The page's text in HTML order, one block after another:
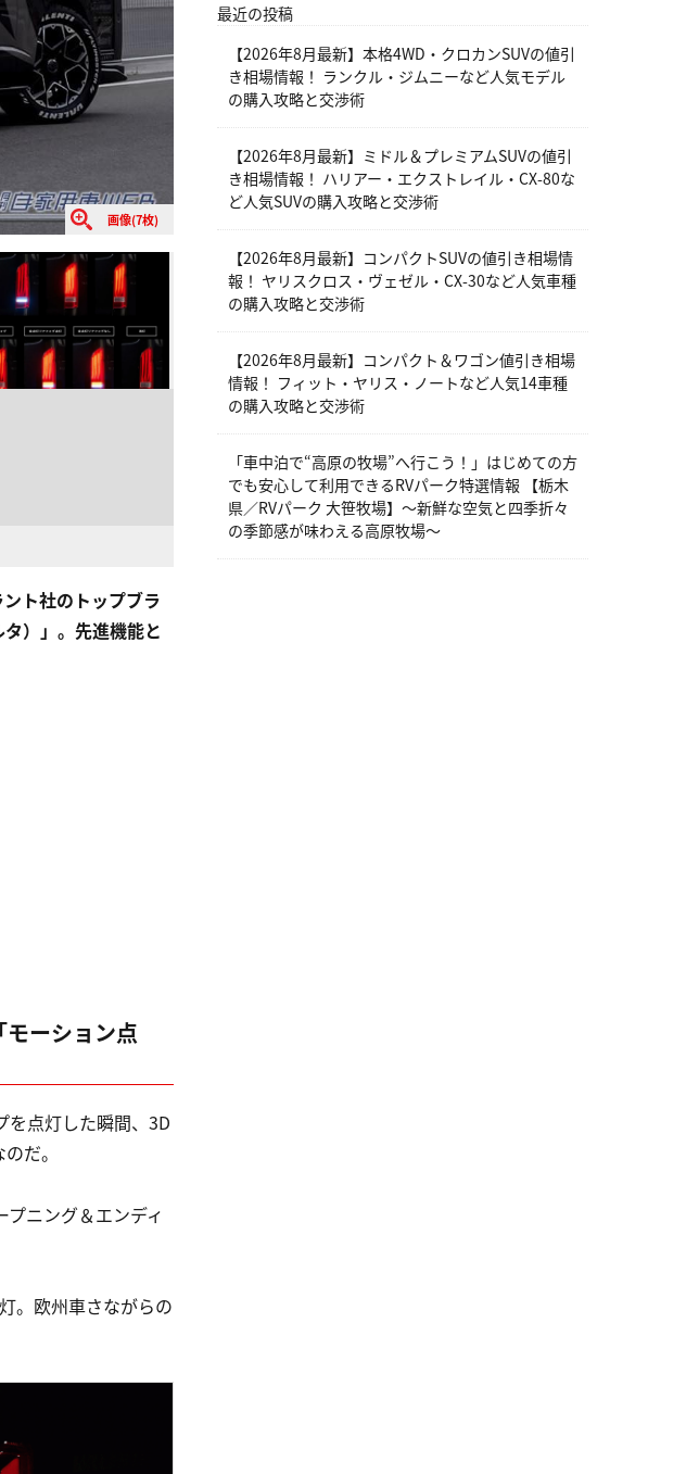
画像(7枚)
ト社のトップブラ
）」。先進機能と
ーション点
を点灯した瞬間、3D
だ。
ニング＆エンディ
。欧州車さながらの
最近の投稿
【2026年8月最新】本格4WD・クロカンSUVの値引
き相場情報！ ランクル・ジムニーなど人気モデル
の購入攻略と交渉術
【2026年8月最新】ミドル＆プレミアムSUVの値引
き相場情報！ ハリアー・エクストレイル・CX-80な
ど人気SUVの購入攻略と交渉術
【2026年8月最新】コンパクトSUVの値引き相場情
報！ ヤリスクロス・ヴェゼル・CX-30など人気車種
の購入攻略と交渉術
【2026年8月最新】コンパクト＆ワゴン値引き相場
情報！ フィット・ヤリス・ノートなど人気14車種
の購入攻略と交渉術
「車中泊で“高原の牧場”へ行こう！」はじめての方
でも安心して利用できるRVパーク特選情報 【栃木
県／RVパーク 大笹牧場】～新鮮な空気と四季折々
の季節感が味わえる高原牧場～